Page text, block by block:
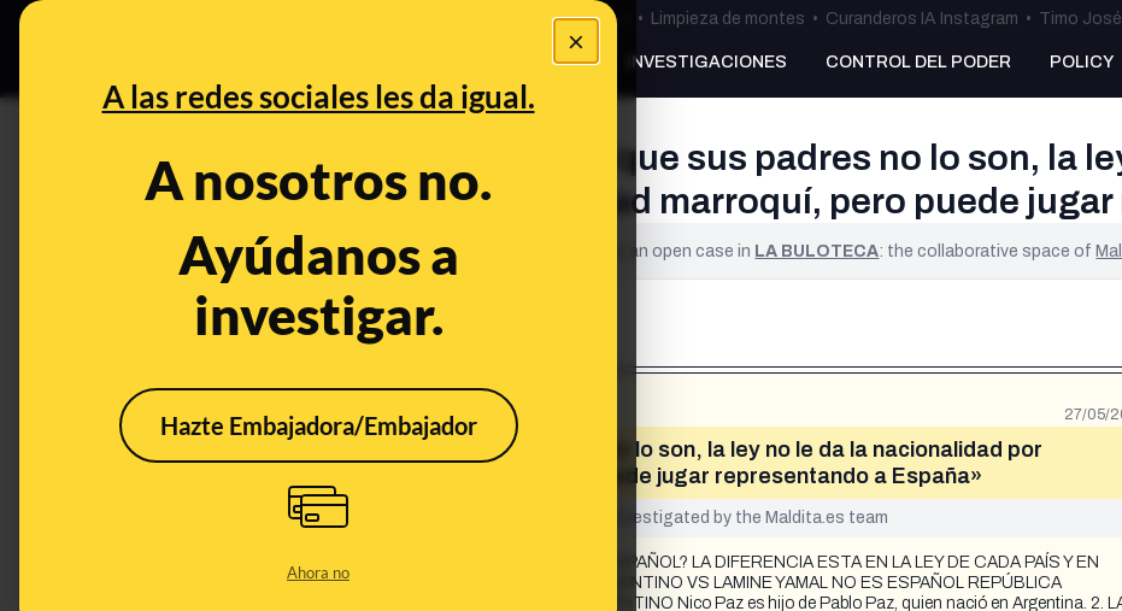
×
A las redes sociales les da igual.
A nosotros no.
Ayúdanos a
investigar.
Hazte Embajadora/Embajador
Ahora no
Bulos Ceuta • Limpieza de montes • Curanderos IA Instagram • Timo
PREBUNKING INVESTIGACIONES CONTROL DEL PODER POLICY
¿Lamine Yamal no es español porque sus padres no lo son, la
por nacimiento y tiene nacionalidad marroquí, pero puede
This content has NOT yet been verified. It is an open case in LA BULOTECA: the collaborative space of
What's being said: 27/05/
«Lamine Yamal no es español porque sus padres no lo son, la ley no le da la nacionalidad por
nacimiento y tiene nacionalidad marroquí, pero puede jugar representando a España»
This content has not yet been investigated by the Maldita.es team
¿POR QUÉ NICO PAZ SÍ ES ARGENTINO Y LAMINE YAMAL NO ES ESPAÑOL? LA DIFERENCIA ESTA EN LA LEY DE CADA PAÍS Y EN
CÓMO OBTIENEN (O NO) LA NACIONALIDAD. NICO PAZ SÍ ES ARGENTINO VS LAMINE YAMAL NO ES ESPAÑOL REPÚBLICA
ARGENTINA PASAPORTE B AR ¿POR QUÉ? 1. SU PADRE ES ARGENTINO Nico Paz es hijo de Pablo Paz, quien nació en Argentina. 2.